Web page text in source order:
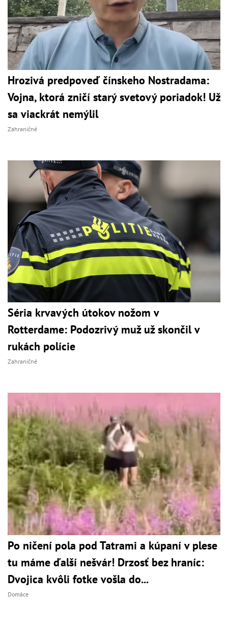
Hrozivá predpoveď čínskeho Nostradama:
Vojna, ktorá zničí starý svetový poriadok! Už
sa viackrát nemýlil
Zahraničné
Séria krvavých útokov nožom v
Rotterdame: Podozrivý muž už skončil v
rukách polície
Zahraničné
Po ničení pola pod Tatrami a kúpaní v plese
tu máme ďalší nešvár! Drzosť bez hraníc:
Dvojica kvôli fotke vošla do...
Domáce